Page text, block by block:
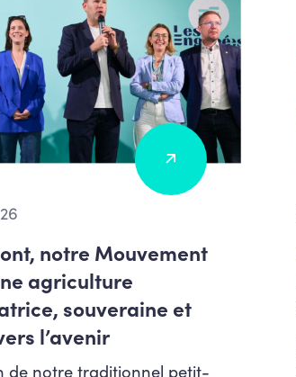
notre Mouvement
agriculture
souveraine et
l’avenir
de notre traditionnel petit-